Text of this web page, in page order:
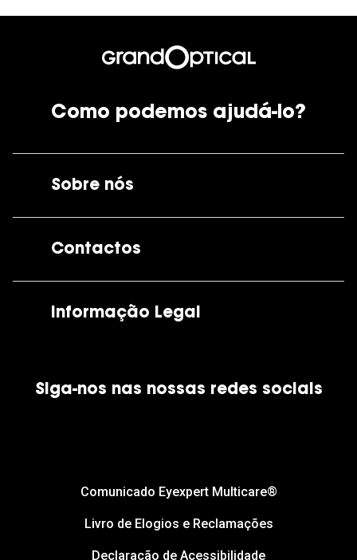
Como podemos ajudá-lo?
Sobre nós
Contactos
Informação Legal
Política de Cookies
Siga-nos nas nossas redes sociais
Comunicado Eyexpert Multicare®
Livro de Elogios e Reclamações
Declaração de Acessibilidade